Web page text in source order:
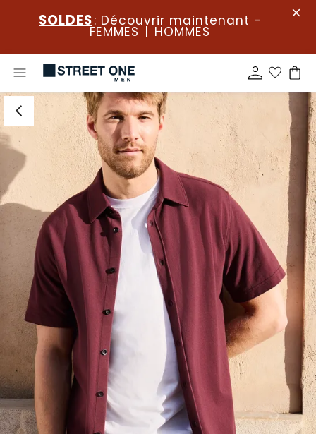
SOLDES: Découvrir maintenant -
FEMMES | HOMMES